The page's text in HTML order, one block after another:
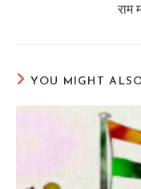
राम
YOU MIGHT